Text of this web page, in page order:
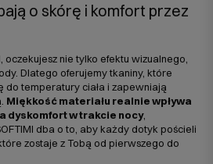
o skórę i komfort przez
nie tylko efektu wizualnego,
Dlatego oferujemy tkaniny, które
do temperatury ciała i zapewniają
Miękkość materiału realnie wpływa
dyskomfort w trakcie nocy,
dba o to, aby każdy dotyk pościeli
zostaje z Tobą od pierwszego do